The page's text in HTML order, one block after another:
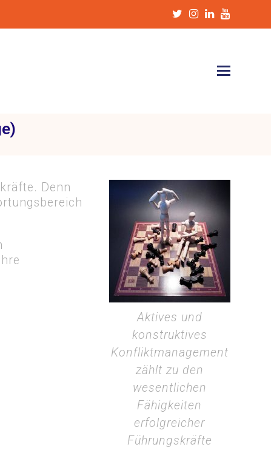
Twitter
Instagram
LinkedIn
Aktives und
konstruktives
Konfliktmanagement
zählt zu den
wesentlichen
Fähigkeiten
erfolgreicher
Führungskräfte
Denn